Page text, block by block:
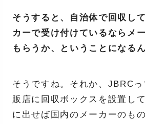
そうすると、自治体で回収し
カーで受け付けているならメ
もらうか、ということになる
そうですね。それか、JBRC
販店に回収ボックスを設置し
に出せば国内のメーカーのも